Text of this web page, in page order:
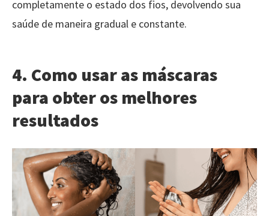
completamente o estado dos fios, devolvendo sua
saúde de maneira gradual e constante.
4. Como usar as máscaras
para obter os melhores
resultados